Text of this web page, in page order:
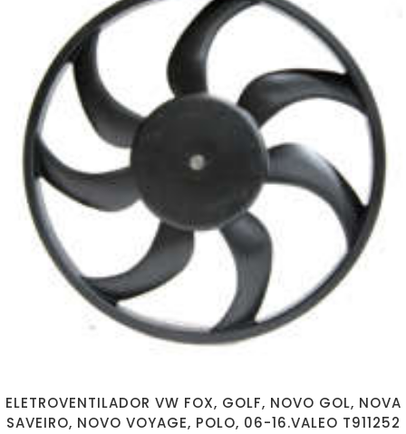
ELETROVENTILADOR VW FOX, GOLF, NOVO GOL, NOVA
SAVEIRO, NOVO VOYAGE, POLO, 06-16.VALEO T911252